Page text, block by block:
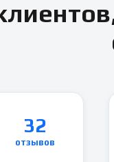
32
отзывов